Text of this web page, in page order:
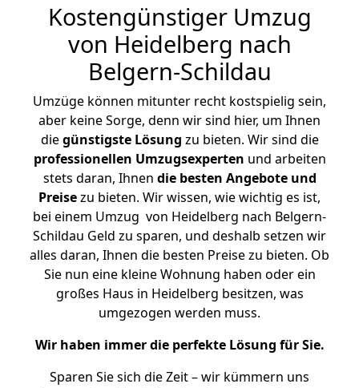
Kostengünstiger Umzug
von Heidelberg nach
Belgern-Schildau
Umzüge können mitunter recht kostspielig sein,
aber keine Sorge, denn wir sind hier, um Ihnen
diegünstigste Lösung zu bieten. Wir sind die
professionellen Umzugsexperten und arbeiten
stets daran, Ihnen die besten Angebote und
Preisezu bieten. Wir wissen, wie wichtig es ist,
bei einem Umzug von Heidelberg nach Belgern-
Schildau Geld zu sparen, und deshalb setzen wir
alles daran, Ihnen die besten Preise zu bieten. Ob
Sie nun eine kleine Wohnung haben oder ein
großes Haus in Heidelberg besitzen, was
umgezogen werden muss.
Wir haben immer die perfekte Lösung für Sie.
Sparen Sie sich die Zeit – wir kümmern uns